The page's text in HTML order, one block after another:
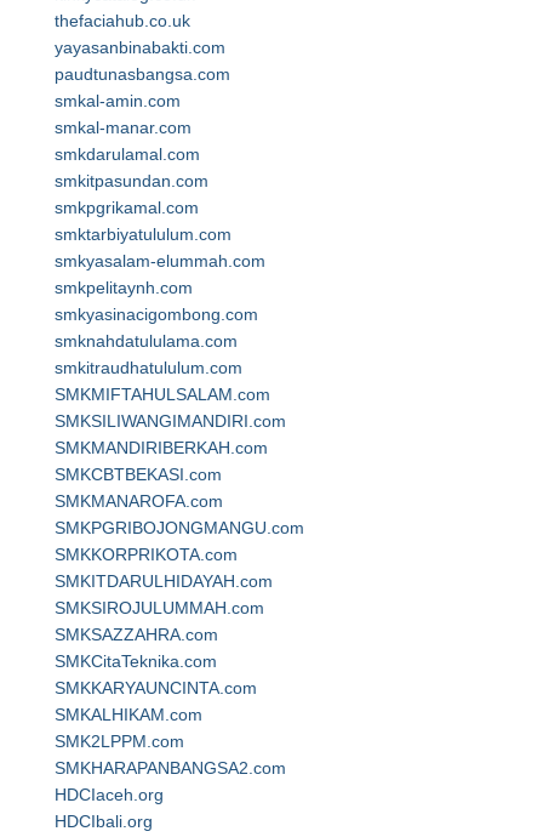
thefaciahub.co.uk
yayasanbinabakti.com
paudtunasbangsa.com
smkal-amin.com
smkal-manar.com
smkdarulamal.com
smkitpasundan.com
smkpgrikamal.com
smktarbiyatululum.com
smkyasalam-elummah.com
smkpelitaynh.com
smkyasinacigombong.com
smknahdatululama.com
smkitraudhatululum.com
SMKMIFTAHULSALAM.com
SMKSILIWANGIMANDIRI.com
SMKMANDIRIBERKAH.com
SMKCBTBEKASI.com
SMKMANAROFA.com
SMKPGRIBOJONGMANGU.com
SMKKORPRIKOTA.com
SMKITDARULHIDAYAH.com
SMKSIROJULUMMAH.com
SMKSAZZAHRA.com
SMKCitaTeknika.com
SMKKARYAUNCINTA.com
SMKALHIKAM.com
SMK2LPPM.com
SMKHARAPANBANGSA2.com
HDCIaceh.org
HDCIbali.org